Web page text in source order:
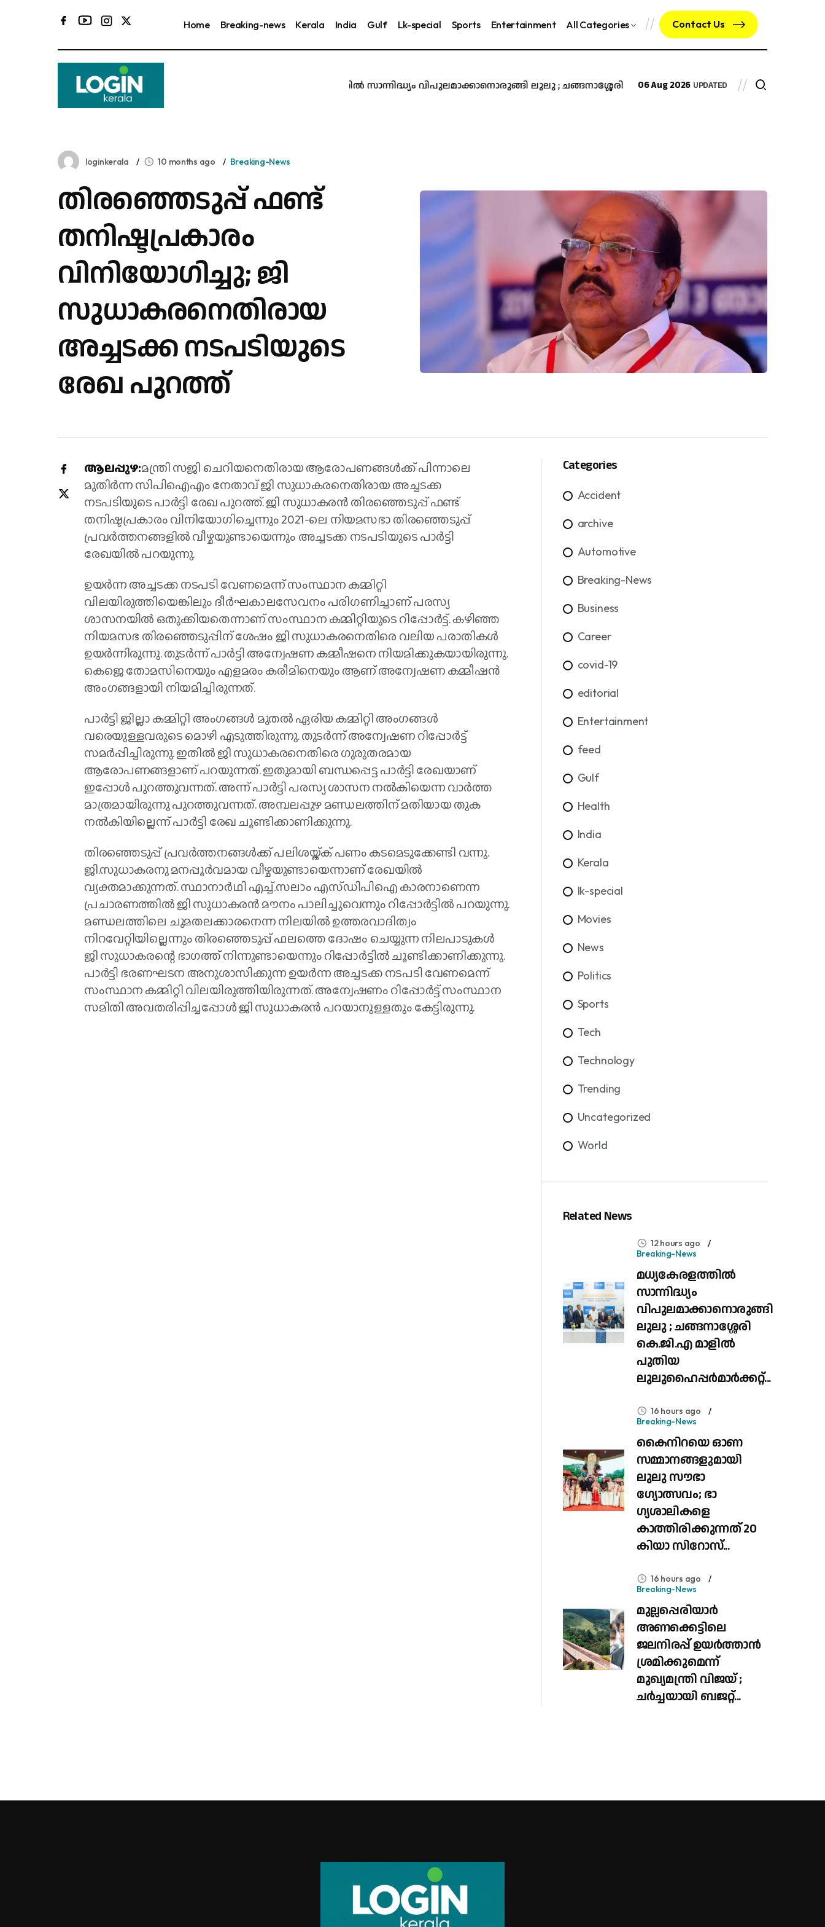
Home Breaking-news Kerala India Gulf Lk-special Sports Entertainment All Categories Contact Us
മധ്യകേരളത്തിൽ സാന്നിദ്ധ്യം വിപുലമാക്കാനൊരുങ്ങി ലുലു ; ചങ്ങനാശ്ശേരി കെ.ജി.എ മാളിൽ പുതിയ
06 Aug 2026 UPDATED
loginkerala 10 months ago Breaking-News
തിരഞ്ഞെടുപ്പ് ഫണ്ട്
തനിഷ്ടപ്രകാരം
വിനിയോഗിച്ചു; ജി
സുധാകരനെതിരായ
അച്ചടക്ക നടപടിയുടെ
രേഖ പുറത്ത്
ആലപ്പുഴ:മന്ത്രി സജി ചെറിയനെതിരായ ആരോപണങ്ങൾക്ക് പിന്നാലെ
മുതിർന്ന സിപിഐഎം നേതാവ് ജി സുധാകരനെതിരായ അച്ചടക്ക
നടപടിയുടെ പാർട്ടി രേഖ പുറത്ത്. ജി സുധാകരൻ തിരഞ്ഞെടുപ്പ് ഫണ്ട്
തനിഷ്ടപ്രകാരം വിനിയോഗിച്ചെന്നും 2021-ലെ നിയമസഭാ തിരഞ്ഞെടുപ്പ്
പ്രവർത്തനങ്ങളിൽ വീഴ്ചയുണ്ടായെന്നും അച്ചടക്ക നടപടിയുടെ പാർട്ടി
രേഖയിൽ പറയുന്നു.
ഉയർന്ന അച്ചടക്ക നടപടി വേണമെന്ന് സംസ്ഥാന കമ്മിറ്റി
വിലയിരുത്തിയെങ്കിലും ദീർഘകാലസേവനം പരിഗണിച്ചാണ് പരസ്യ
ശാസനയിൽ ഒതുക്കിയതെന്നാണ് സംസ്ഥാന കമ്മിറ്റിയുടെ റിപ്പോർട്ട്. കഴിഞ്ഞ
നിയമസഭ തിരഞ്ഞെടുപ്പിന് ശേഷം ജി സുധാകരനെതിരെ വലിയ പരാതികൾ
ഉയർന്നിരുന്നു. തുടർന്ന് പാർട്ടി അന്വേഷണ കമ്മീഷനെ നിയമിക്കുകയായിരുന്നു.
കെജെ തോമസിനെയും എളമരം കരീമിനെയും ആണ് അന്വേഷണ കമ്മീഷൻ
അംഗങ്ങളായി നിയമിച്ചിരുന്നത്.
പാർട്ടി ജില്ലാ കമ്മിറ്റി അംഗങ്ങൾ മുതൽ ഏരിയ കമ്മിറ്റി അംഗങ്ങൾ
വരെയുള്ളവരുടെ മൊഴി എടുത്തിരുന്നു. തുടർന്ന് അന്വേഷണ റിപ്പോർട്ട്
സമർപ്പിച്ചിരുന്നു. ഇതിൽ ജി സുധാകരനെതിരെ ഗുരുതരമായ
ആരോപണങ്ങളാണ് പറയുന്നത്. ഇതുമായി ബന്ധപ്പെട്ട പാർട്ടി രേഖയാണ്
ഇപ്പോൾ പുറത്തുവന്നത്. അന്ന് പാർട്ടി പരസ്യ ശാസന നൽകിയെന്ന വാർത്ത
മാത്രമായിരുന്നു പുറത്തുവന്നത്. അമ്പലപ്പുഴ മണ്ഡലത്തിന് മതിയായ തുക
നൽകിയില്ലെന്ന് പാർട്ടി രേഖ ചൂണ്ടിക്കാണിക്കുന്നു.
തിരഞ്ഞെടുപ്പ് പ്രവർത്തനങ്ങൾക്ക്‌ പലിശയ്ക്ക് പണം കടമെടുക്കേണ്ടി വന്നു.
ജി.സുധാകരനു മനപ്പൂർവമായ വീഴ്ചയുണ്ടായെന്നാണ് രേഖയിൽ
വ്യക്തമാക്കുന്നത്. സ്ഥാനാർഥി എച്ച്.സലാം എസ്ഡിപിഐ കാരനാണെന്ന
പ്രചാരണത്തിൽ ജി സുധാകരൻ മൗനം പാലിച്ചുവെന്നും റിപ്പോർട്ടിൽ പറയുന്നു.
മണ്ഡലത്തിലെ ചുമതലക്കാരനെന്ന നിലയിൽ ഉത്തരവാദിത്വം
നിറവേറ്റിയില്ലെന്നും തിരഞ്ഞെടുപ്പ് ഫലത്തെ ദോഷം ചെയ്യുന്ന നിലപാടുകൾ
ജി സുധാകരന്റെ ഭാഗത്ത് നിന്നുണ്ടായെന്നും റിപ്പോർട്ടിൽ ചൂണ്ടിക്കാണിക്കുന്നു.
പാർട്ടി ഭരണഘടന അനുശാസിക്കുന്ന ഉയർന്ന അച്ചടക്ക നടപടി വേണമെന്ന്
സംസ്ഥാന കമ്മിറ്റി വിലയിരുത്തിയിരുന്നത്. അന്വേഷണം റിപ്പോർട്ട് സംസ്ഥാന
സമിതി അവതരിപ്പിച്ചപ്പോൾ ജി സുധാകരൻ പറയാനുള്ളതും കേട്ടിരുന്നു.
Categories
Accident
archive
Automotive
Breaking-News
Business
Career
covid-19
editorial
Entertainment
feed
Gulf
Health
India
Kerala
lk-special
Movies
News
Politics
Sports
Tech
Technology
Trending
Uncategorized
World
Related News
12 hours ago
Breaking-News
മധ്യകേരളത്തിൽ
സാന്നിദ്ധ്യം
വിപുലമാക്കാനൊരുങ്ങി
ലുലു ; ചങ്ങനാശ്ശേരി
കെ.ജി.എ മാളിൽ
പുതിയ
ലുലുഹൈപ്പർമാർക്കറ്റ്...
16 hours ago
Breaking-News
കൈനിറയെ ഓണ
സമ്മാനങ്ങളുമായി
ലുലു സൗഭാ​
ഗ്യോത്സവം; ഭാ​
ഗ്യശാലികളെ
കാത്തിരിക്കുന്നത് 20
കിയാ സിറോസ്...
16 hours ago
Breaking-News
മുല്ലപ്പെരിയാർ
അണക്കെട്ടിലെ
ജലനിരപ്പ് ഉയർത്താൻ
ശ്രമിക്കുമെന്ന്
മുഖ്യമന്ത്രി വിജയ് ;
ചർച്ചയായി ബജറ്റ്...